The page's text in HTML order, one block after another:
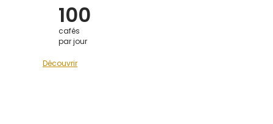
100
cafés
par jour
Découvrir